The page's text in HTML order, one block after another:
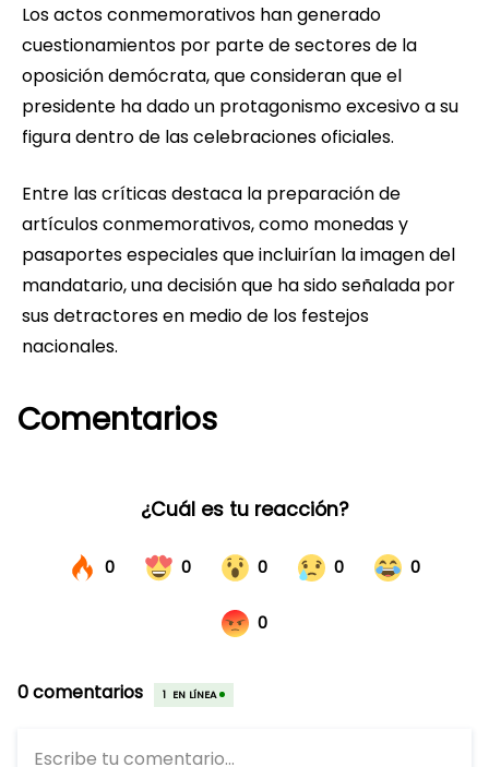
Los actos conmemorativos han generado
cuestionamientos por parte de sectores de la
oposición demócrata, que consideran que el
presidente ha dado un protagonismo excesivo a su
figura dentro de las celebraciones oficiales.
Entre las críticas destaca la preparación de
artículos conmemorativos, como monedas y
pasaportes especiales que incluirían la imagen del
mandatario, una decisión que ha sido señalada por
sus detractores en medio de los festejos
nacionales.
Comentarios